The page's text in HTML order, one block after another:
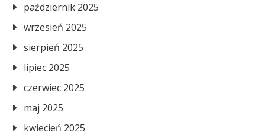
październik 2025
wrzesień 2025
sierpień 2025
lipiec 2025
czerwiec 2025
maj 2025
kwiecień 2025